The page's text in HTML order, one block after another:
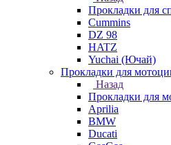
Прокладки для
Cummins
DZ 98
HATZ
Yuchai (Ючай)
Прокладки для
Назад
Прокладки для
Aprilia
BMW
Ducati